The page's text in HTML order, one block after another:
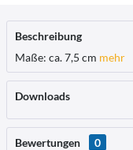
Beschreibung
Maße: ca. 7,5 cm mehr
Downloads
Bewertungen
0